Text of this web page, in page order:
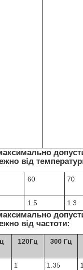
від
60 70
1.5 1.3
від частоти:
120Гц 300 Гц
1 1.35